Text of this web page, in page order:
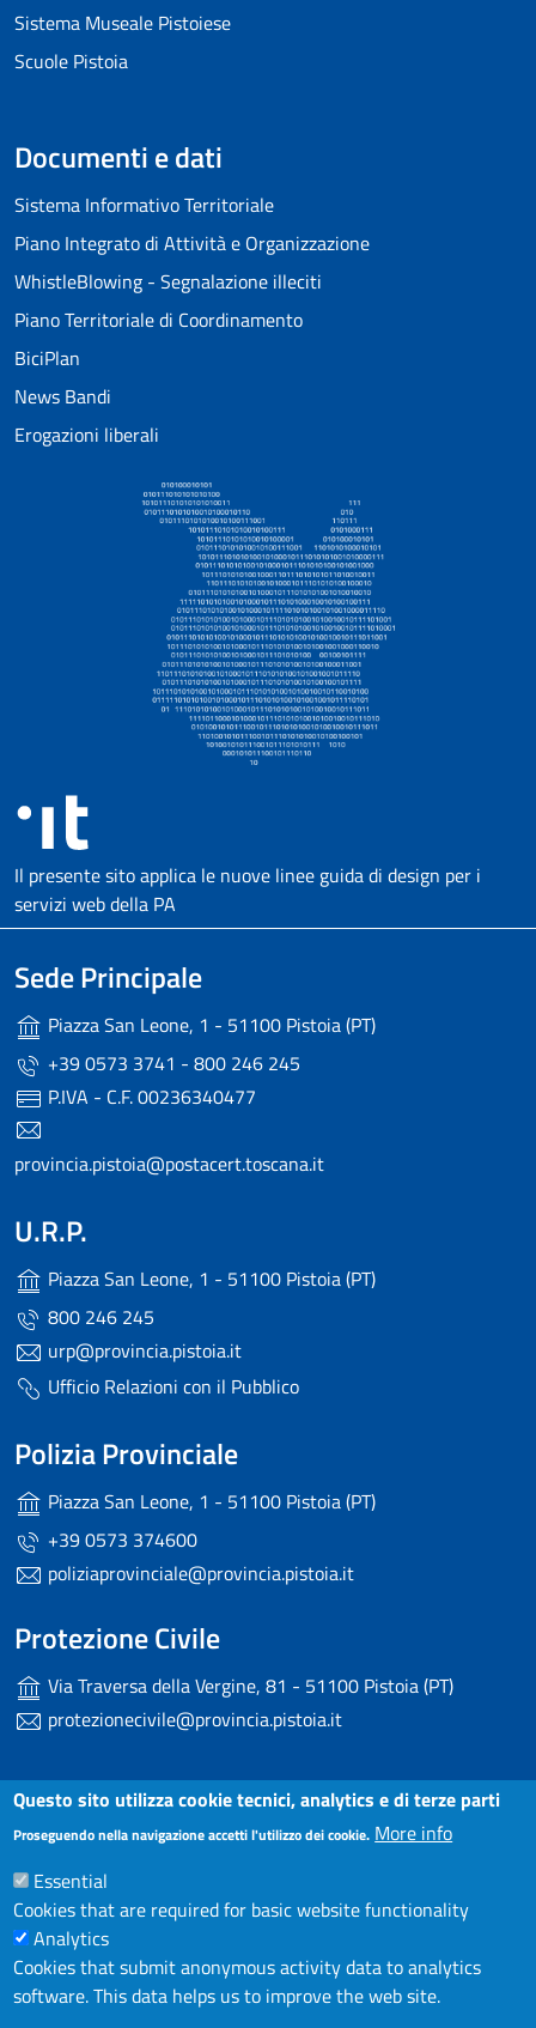
Sistema Museale Pistoiese
Scuole Pistoia
Documenti e dati
Sistema Informativo Territoriale
Piano Integrato di Attività e Organizzazione
WhistleBlowing - Segnalazione illeciti
Piano Territoriale di Coordinamento
BiciPlan
News Bandi
Erogazioni liberali
Il presente sito applica le nuove linee guida di design per i
servizi web della PA
Sede Principale
Piazza San Leone, 1 - 51100 Pistoia (PT)
+39 0573 3741 - 800 246 245
P.IVA - C.F. 00236340477
provincia.pistoia@postacert.toscana.it
U.R.P.
Piazza San Leone, 1 - 51100 Pistoia (PT)
800 246 245
urp@provincia.pistoia.it
Ufficio Relazioni con il Pubblico
Polizia Provinciale
Piazza San Leone, 1 - 51100 Pistoia (PT)
+39 0573 374600
poliziaprovinciale@provincia.pistoia.it
Protezione Civile
Via Traversa della Vergine, 81 - 51100 Pistoia (PT)
protezionecivile@provincia.pistoia.it
Small prints
Useful links section
Dichiarazione di accessibilità
Note Legali
Privacy
Contatti
Questo sito utilizza cookie tecnici, analytics e di terze parti
Proseguendo nella navigazione accetti l'utilizzo dei cookie. More info
Essential
Cookies that are required for basic website functionality
Analytics
Cookies that submit anonymous activity data to analytics
software. This data helps us to improve the web site.